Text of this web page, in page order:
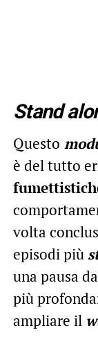
Stand
Questo
è del tutto
volta
episodi più
una pausa
più
ampliare il